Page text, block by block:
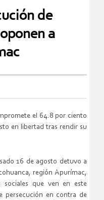
de
a
el 64.8 por ciento
en libertad tras rendir su
16 de agosto detuvo a
región Apurímac,
sociales que ven en este
persecución en contra de